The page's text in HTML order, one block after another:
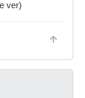
ver)